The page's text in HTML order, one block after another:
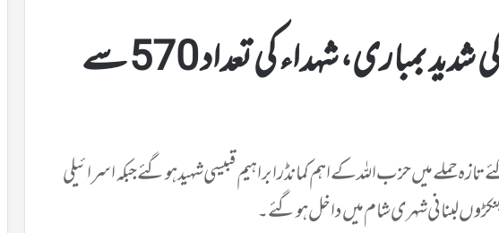
لبنان میں اسرائیل کی شدید بمباری، شہداء کی تعداد 570 سے
حملے میں حزب اللہ کے اہم کمانڈر ابراہیم قبیسی شہید ہوگئے جبکہ اسرائیلی
لبنانی شہری شام میں داخل ہوگئے۔